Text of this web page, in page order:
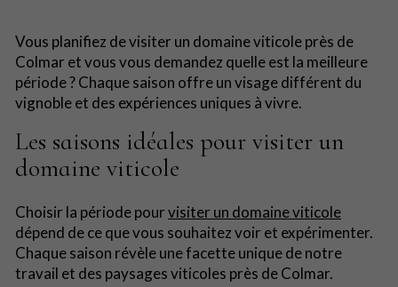
Vous planifiez de visiter un domaine viticole près de
Colmar et vous vous demandez quelle est la meilleure
période ? Chaque saison offre un visage différent du
vignoble et des expériences uniques à vivre.
Les saisons idéales pour visiter un
domaine viticole
Choisir la période pourvisiter un domaine viticole
dépend de ce que vous souhaitez voir et expérimenter.
Chaque saison révèle une facette unique de notre
travail et des paysages viticoles près de Colmar.